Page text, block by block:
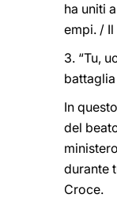
ha uniti
empi. /
3. “Tu,
In
del
durante
Croce.